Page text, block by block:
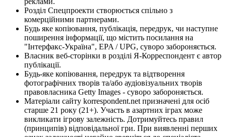
Розділ Спецпроекти створюється спільно з
комерційними партнерами.
Будь яке копіювання, публікація, передрук, чи наступне
поширення інформації, що містить посилання на
"Інтерфакс-Україна", EPA / UPG, суворо забороняється.
Власник веб-сторінки в розділі Я-Корреспондент є автор
публікації.
Будь-яке копіювання, передрук та відтворення
фотографічних творів та/або аудіовізуальних творів
правовласника Getty Images - суворо забороняється.
Матеріали сайту korrespondent.net призначені для осіб
старше 21 року (21+). Участь в азартних іграх може
викликати ігрову залежність. Дотримуйтесь правил
(принципів) відповідальної гри. При виявленні перших